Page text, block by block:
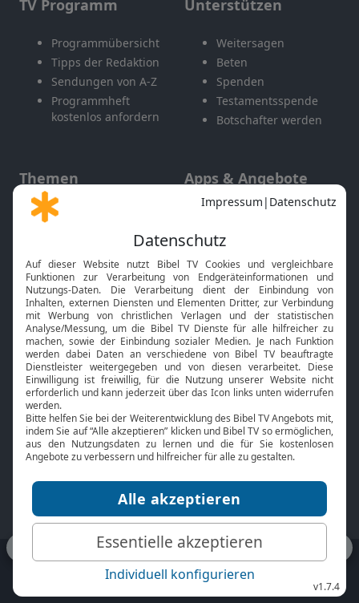
TV Programm
Programmübersicht
Tipps der Redaktion
Sendungen von A-Z
Programmheft
kostenlos anfordern
Unterstützen
Weitersagen
Beten
Spenden
Testamentsspende
Botschafter werden
Themen
Gott und Bibel erklärt
Neuigkeiten
Apps & Angebote
Mobile App
Smart TV
HbbTV
Bibelthek Online-Bibel
Nächster Gottesdienst
Bibel TV
Über uns
Jobs
Mediadaten
Service
Kontakt
TV-Empfang
bibeltv.de: Impressum
Datenschutz
Nutzungsbedingungen
Fakten Bibel TV App